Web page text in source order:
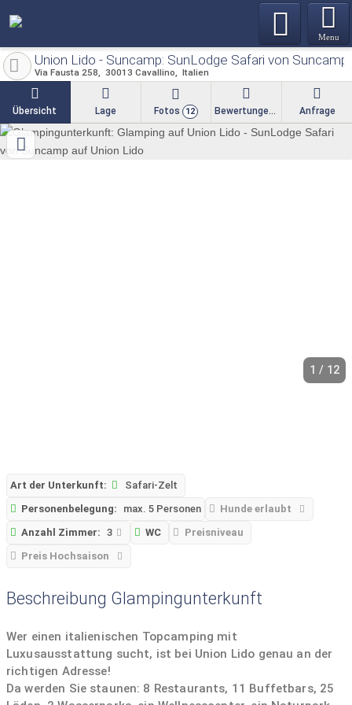
Menu
Union Lido - Suncamp: SunLodge Safari von
Via Fausta 258 30013 Cavallino Italien
Übersicht Lage Fotos 12 Bewertungen Anfrage
1 / 12
Art der Unterkunft:
Safari-Zelt
Personenbelegung:
max. 5 Personen
Hunde erlaubt
Anzahl Zimmer:
3 WC
Preisniveau
Preis Hochsaison
Beschreibung Glampingunterkunft
Wer einen italienischen Topcamping mit
Luxusausstattung sucht, ist bei Union Lido genau an der
richtigen Adresse!
Da werden Sie staunen: 8 Restaurants, 11 Buffetbars, 25